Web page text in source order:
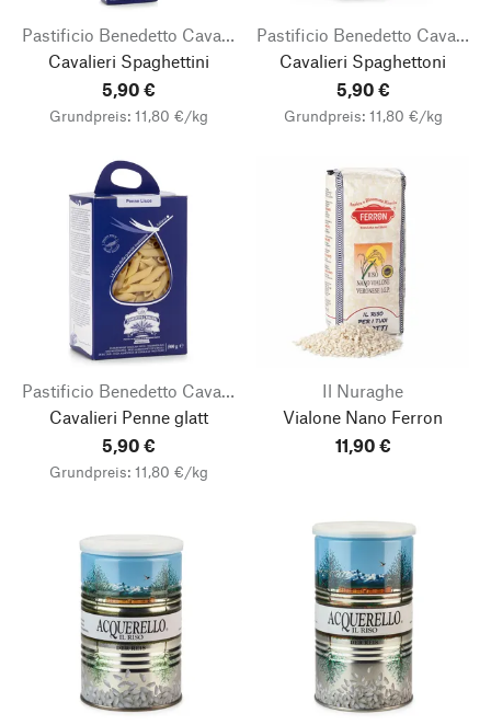
Pastificio Benedetto Cavalieri
Cavalieri Spaghettini
5,90 €
Grundpreis: 11,80 €/kg
Pastificio Benedetto Cavalieri
Cavalieri Spaghettoni
5,90 €
Grundpreis: 11,80 €/kg
Pastificio Benedetto Cavalieri
Cavalieri Penne glatt
5,90 €
Grundpreis: 11,80 €/kg
Il Nuraghe
Vialone Nano Ferron
11,90 €